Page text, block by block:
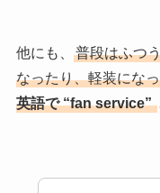
他にも、
普段はふつ
なったり、軽装にな
英語で “fan service”